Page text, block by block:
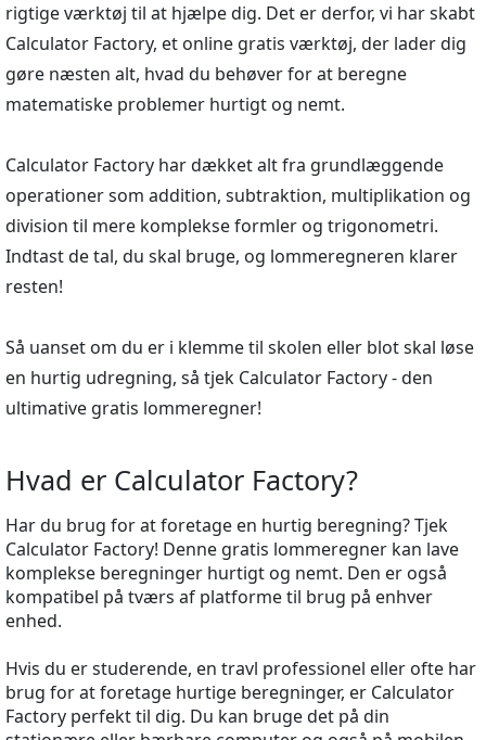
rigtige værktøj til at hjælpe dig. Det er derfor, vi har skabt
Calculator Factory, et online gratis værktøj, der lader dig
gøre næsten alt, hvad du behøver for at beregne
matematiske problemer hurtigt og nemt.
Calculator Factory har dækket alt fra grundlæggende
operationer som addition, subtraktion, multiplikation og
division til mere komplekse formler og trigonometri.
Indtast de tal, du skal bruge, og lommeregneren klarer
resten!
Så uanset om du er i klemme til skolen eller blot skal løse
en hurtig udregning, så tjek Calculator Factory - den
ultimative gratis lommeregner!
Hvad er Calculator Factory?
Har du brug for at foretage en hurtig beregning? Tjek
Calculator Factory! Denne gratis lommeregner kan lave
komplekse beregninger hurtigt og nemt. Den er også
kompatibel på tværs af platforme til brug på enhver
enhed.
Hvis du er studerende, en travl professionel eller ofte har
brug for at foretage hurtige beregninger, er Calculator
Factory perfekt til dig. Du kan bruge det på din